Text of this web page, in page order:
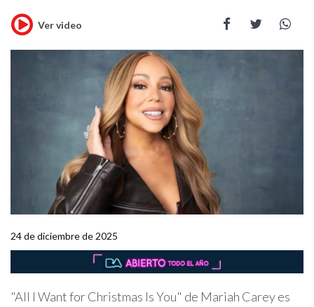
Ver video
24 de diciembre de 2025
"All I Want for Christmas Is You" de Mariah Carey es